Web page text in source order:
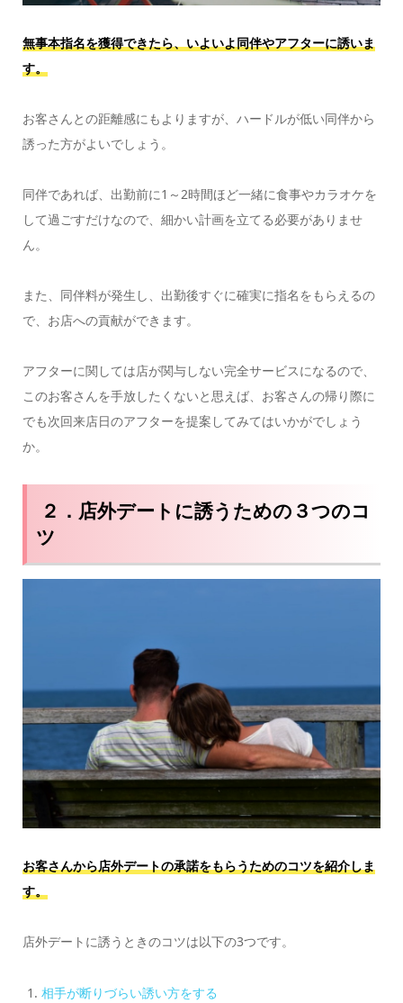
無事本指名を獲得できたら、いよいよ同伴やアフターに誘いま
す。
お客さんとの距離感にもよりますが、ハードルが低い同伴から
誘った方がよいでしょう。
同伴であれば、出勤前に1～2時間ほど一緒に食事やカラオケを
して過ごすだけなので、細かい計画を立てる必要がありませ
ん。
また、同伴料が発生し、出勤後すぐに確実に指名をもらえるの
で、お店への貢献ができます。
アフターに関しては店が関与しない完全サービスになるので、
このお客さんを手放したくないと思えば、お客さんの帰り際に
でも次回来店日のアフターを提案してみてはいかがでしょう
か。
２．店外デートに誘うための３つのコ
ツ
お客さんから店外デートの承諾をもらうためのコツを紹介しま
す。
店外デートに誘うときのコツは以下の3つです。
相手が断りづらい誘い方をする